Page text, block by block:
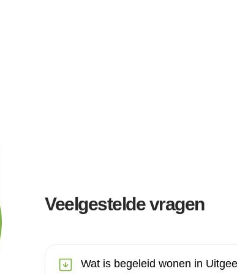
Veelgestelde vragen
Wat is begeleid wonen in